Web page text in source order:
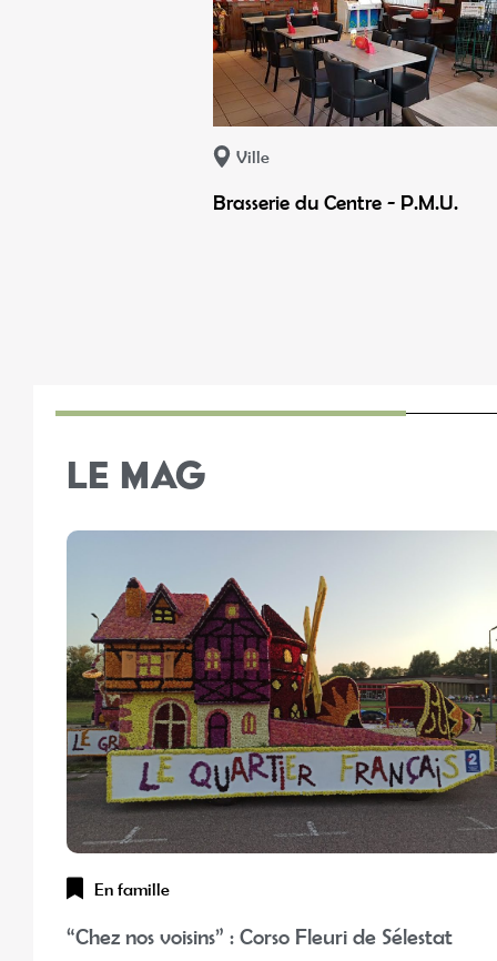
Ville
Brasserie du Centre - P.M.U.
LE MAG
En famille
“Chez nos voisins” : Corso Fleuri de Sélestat